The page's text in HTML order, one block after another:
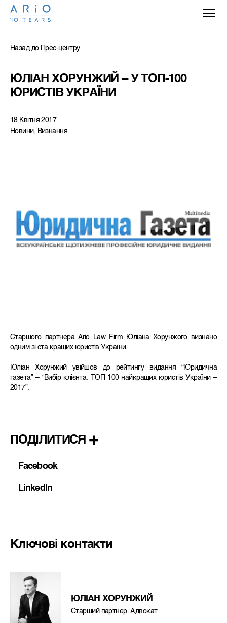
Назад до Прес-центру
ЮЛІАН ХОРУНЖИЙ – У ТОП-100
ЮРИСТІВ УКРАЇНИ
Новини, Визнання
18 Квітня 2017
Старшого партнера Ario Law Firm Юліана Хорунжого визнано
одним зі ста кращих юристів України.
Юліан Хорунжий увійшов до рейтингу видання “Юридична
газета” – “Вибір клієнта. ТОП 100 найкращих юристів України –
2017”.
ПОДІЛИТИСЯ
Facebook
LinkedIn
Ключові контакти
ЮЛІАН ХОРУНЖИЙ
Старший партнер. Адвокат